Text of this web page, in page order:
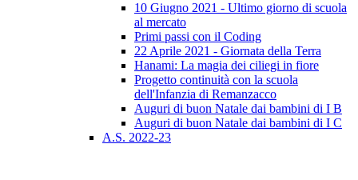
10 Giugno 2021 - Ultimo giorno di scuola
al mercato
Primi passi con il Coding
22 Aprile 2021 - Giornata della Terra
Hanami: La magia dei ciliegi in fiore
Progetto continuità con la scuola
dell'Infanzia di Remanzacco
Auguri di buon Natale dai bambini di I B
Auguri di buon Natale dai bambini di I C
A.S. 2022-23